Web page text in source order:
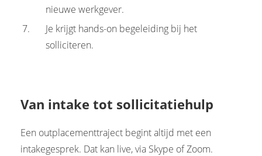
nieuwe werkgever.
Je krijgt hands-on begeleiding bij het
solliciteren.
Van intake tot sollicitatiehulp
Een outplacementtraject begint altijd met een
intakegesprek. Dat kan live, via Skype of Zoom.